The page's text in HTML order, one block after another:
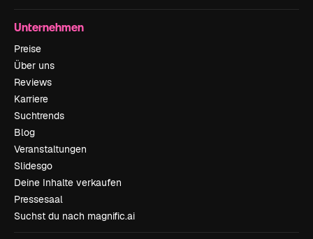
Unternehmen
Preise
Über uns
Reviews
Karriere
Suchtrends
Blog
Veranstaltungen
Slidesgo
Deine Inhalte verkaufen
Pressesaal
Suchst du nach magnific.ai